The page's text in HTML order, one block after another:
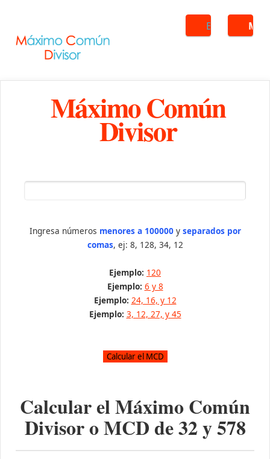
Buscar
Máximo Común
Divisor
Ingresa números menores a 100000y separados por
comas, ej: 8, 128, 34, 12
Ejemplo: 120
Ejemplo: 6 y 8
Ejemplo: 24, 16, y 12
Ejemplo: 3, 12, 27, y 45
Calcular el Máximo Común
Divisor o MCD de32y578